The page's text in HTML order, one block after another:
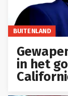
BUITENLAND
in het